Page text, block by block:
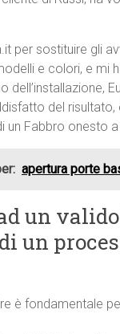
per sostituire gli
e colori, e mi
dell’installazione,
del risultato,
Fabbro onesto a
apertura porte
un
un
è fondamentale